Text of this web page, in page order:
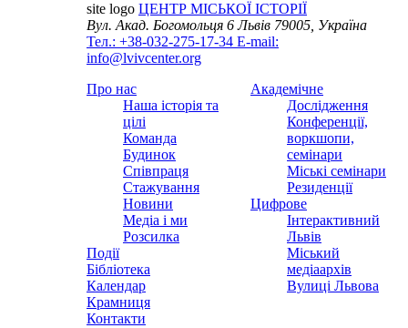
site logo ЦЕНТР МІСЬКОЇ ІСТОРІЇ
Вул. Акад. Богомольця 6Львів 79005, Україна
Тел.: +38-032-275-17-34 E-mail:
info@lvivcenter.org
Про нас
Наша історія та
цілі
Команда
Будинок
Співпраця
Стажування
Новини
Медіа і ми
Розсилка
Події
Бібліотека
Календар
Крамниця
Контакти
Академічне
Дослідження
Конференції,
воркшопи,
семінари
Міські семінари
Резиденції
Цифрове
Інтерактивний
Львів
Міський
медіаархів
Вулиці Львова